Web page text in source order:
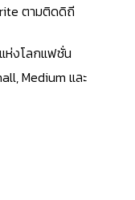
ตามติดดิถี
ห่งโลกแฟชั่น
Medium และ